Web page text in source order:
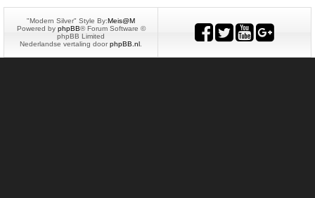
"Modern Silver" Style By:Meis@M
Powered by phpBB® Forum Software ©
phpBB Limited
Nederlandse vertaling doorphpBB.nl.